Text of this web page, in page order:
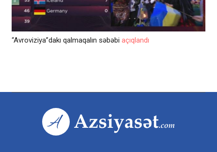
“Avroviziya”dakı qalmaqalın səbəbi açıqlandı